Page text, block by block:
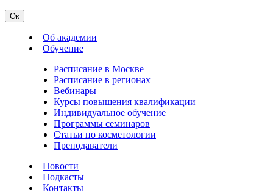
Ок
Об академии
Обучение
Расписание в Москве
Расписание в регионах
Вебинары
Курсы повышения квалификации
Индивидуальное обучение
Программы семинаров
Статьи по косметологии
Преподаватели
Новости
Подкасты
Контакты